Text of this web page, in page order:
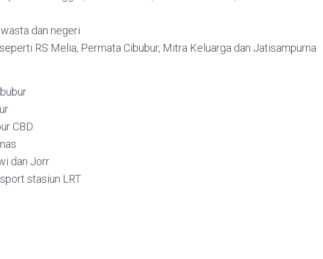
dan negeri
RS Melia, Permata Cibubur, Mitra Keluarga dan Jatisampurna
CBD
dan Jorr
stasiun LRT